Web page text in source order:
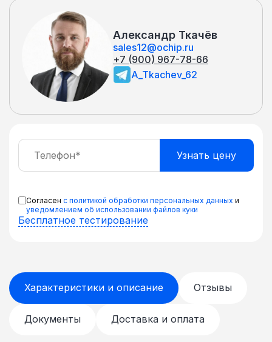
Александр Ткачёв
sales12@ochip.ru
+7 (900) 967-78-66
A_Tkachev_62
Согласен с политикой обработки персональных данных и
уведомлением об использовании файлов куки
Бесплатное тестирование
Характеристики и описание Отзывы
Документы Доставка и оплата